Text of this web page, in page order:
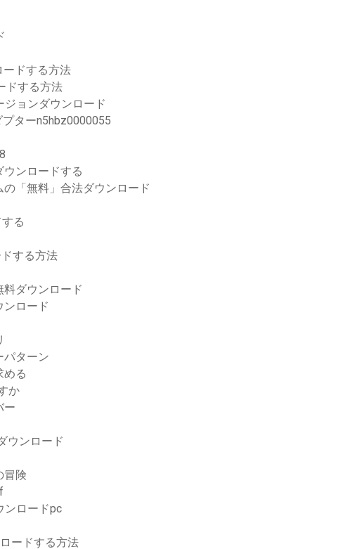
ードする方法
ドする方法
ョンダウンロード
ターn5hbz0000055
ンロードする
「無料」合法ダウンロード
る
する方法
ダウンロード
ンロード
パターン
める
か
ー
ウンロード
冒険
ンロードpc
ードする方法